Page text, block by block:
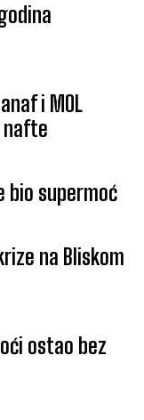
i MOL
nafte
bio supermoć
na Bliskom
ostao bez